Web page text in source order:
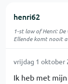
henri62
1-st law of Henri:
Ellende komt nooit
vrijdag 1 oktober
Ik heb met